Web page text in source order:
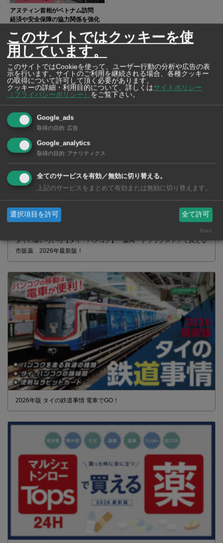
アヌティン首相がベトナム訪問
経済や安全保障の協力関係を強化
SNSで毎日ニュースを配信中！
タイの薬いろいろ【タイ・バンコク】 薬局・ドラッグストアで買える
市販薬 2026年最新版！
2026年版 タイの鉄道事情 電車でGO！
このサイトではクッキーを使
用しています。
このサイトではCookieを使って、ユーザー行動の分析や広告の表
示を行います。サイトのご利用を継続される場合、各種クッキー
の取得について許可して頂く必要があります。
クッキーの詳細・利用目的について、詳しくはサイトポリシー
（プライバシーポリシー）
をご覧下さい。
Google_ads
取得の目的: 広告
Google_analytics
取得の目的: アナリティクス
全てのサービスを有効／無効に切り替える。
上記のサービスをまとめて有効または無効に切り替えます。
選択項目を許可 全て許可
Klaro